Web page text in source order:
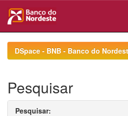
navigationDSpace - BNB - Banco do
Pesquisar
Pesquisar: